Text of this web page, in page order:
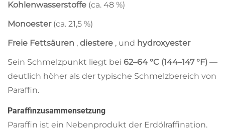
Kohlenwasserstoffe (ca. 48 %)
Monoester (ca. 21,5 %)
Freie Fettsäuren , diestere , und hydroxyester
Sein Schmelzpunkt liegt bei 62–64 °C (144–147 °F) —
deutlich höher als der typische Schmelzbereich von
Paraffin.
Paraffinzusammensetzung
Paraffin ist ein Nebenprodukt der Erdölraffination.